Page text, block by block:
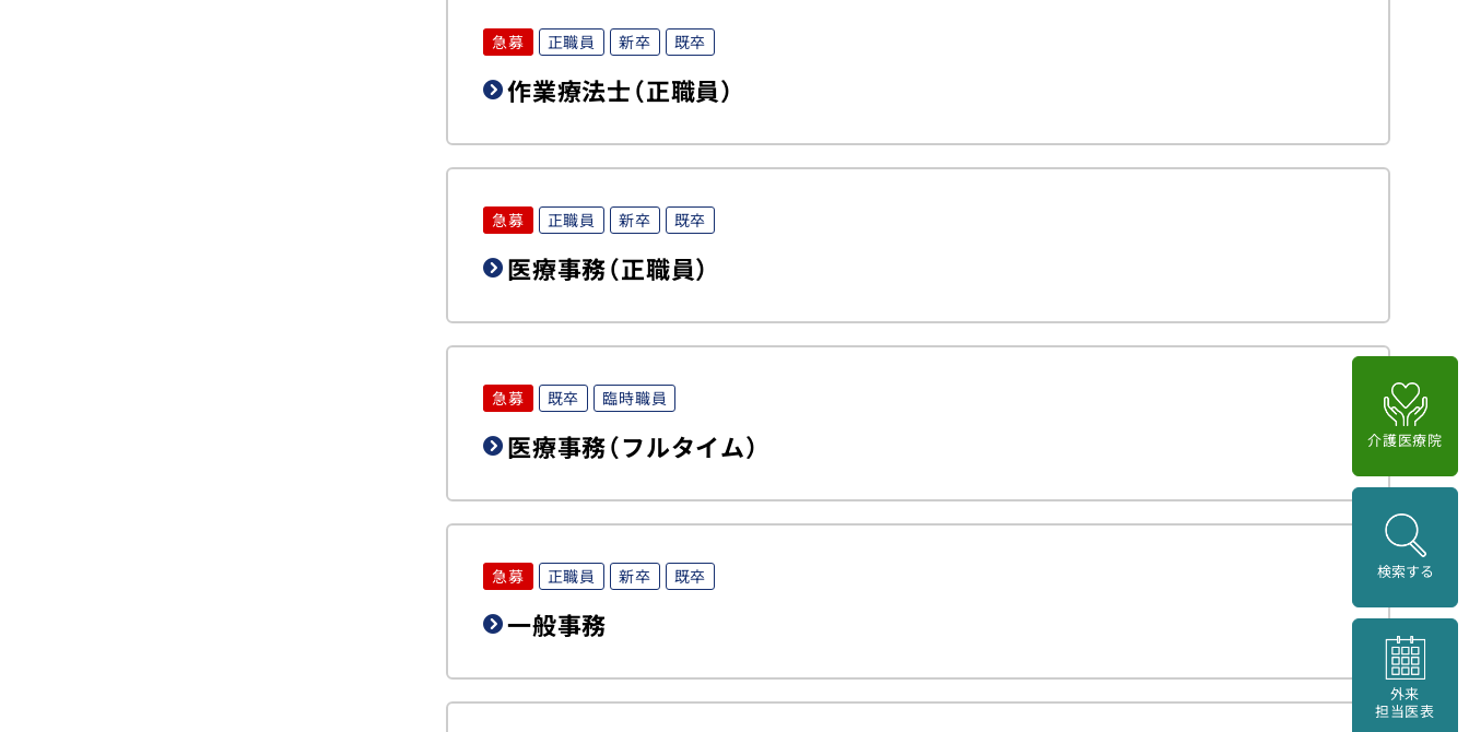
介護医療院
検索する
外来
担当医表
急募 正職員 新卒 既卒
作業療法士（正職員）
急募 正職員 新卒 既卒
医療事務（正職員）
急募 既卒 臨時職員
医療事務（フルタイム）
急募 正職員 新卒 既卒
一般事務